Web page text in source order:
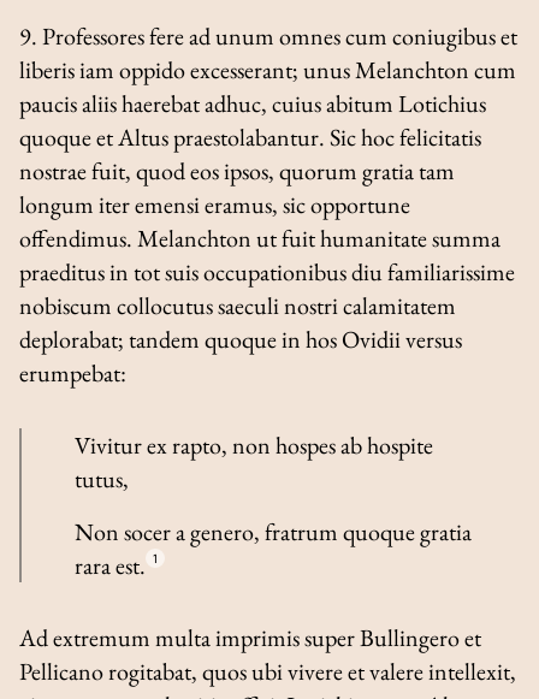
9. Professores fere ad unum omnes cum coniugibus et
liberis iam oppido excesserant; unus Melanchton cum
paucis aliis haerebat adhuc, cuius abitum Lotichius
quoque et Altus praestolabantur. Sic hoc felicitatis
nostrae fuit, quod eos ipsos, quorum gratia tam
longum iter emensi eramus, sic opportune
offendimus. Melanchton ut fuit humanitate summa
praeditus in tot suis occupationibus diu familiarissime
nobiscum collocutus saeculi nostri calamitatem
deplorabat; tandem quoque in hos Ovidii versus
erumpebat:
Vivitur ex rapto, non hospes ab hospite
tutus,
Non socer a genero, fratrum quoque gratia
rara est. 1
Ad extremum multa imprimis super Bullingero et
Pellicano rogitabat, quos ubi vivere et valere intellexit,